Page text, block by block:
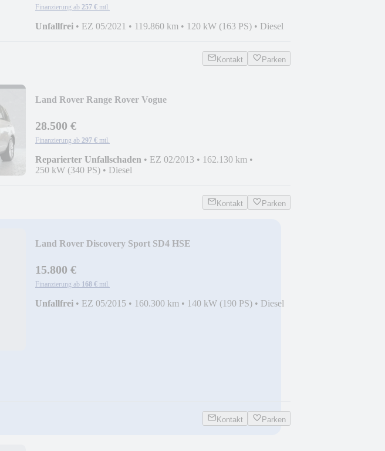
Finanzierung ab 257 € mtl.
Unfallfrei • EZ 05/2021 • 119.860 km • 120 kW (163 PS) • Diesel
Kontakt Parken
Land Rover Range Rover Vogue
28.500 €
Finanzierung ab 297 € mtl.
Reparierter Unfallschaden • EZ 02/2013 • 162.130 km •
250 kW (340 PS) • Diesel
Kontakt Parken
Land Rover Discovery Sport SD4 HSE
15.800 €
Finanzierung ab 168 € mtl.
Unfallfrei • EZ 05/2015 • 160.300 km • 140 kW (190 PS) • Diesel
Kontakt Parken